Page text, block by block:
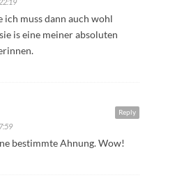
ich muss dann auch wohl
is eine meiner absoluten
Reply
bestimmte Ahnung. Wow!